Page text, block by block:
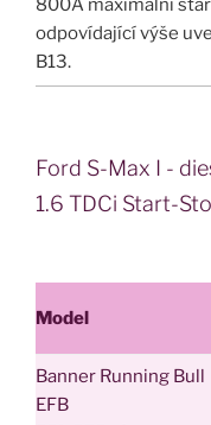
800A maximální
odpovídající výše
B13.
Ford S-Max I -
1.6 TDCi Start-
Model
Banner Running Bull
EFB